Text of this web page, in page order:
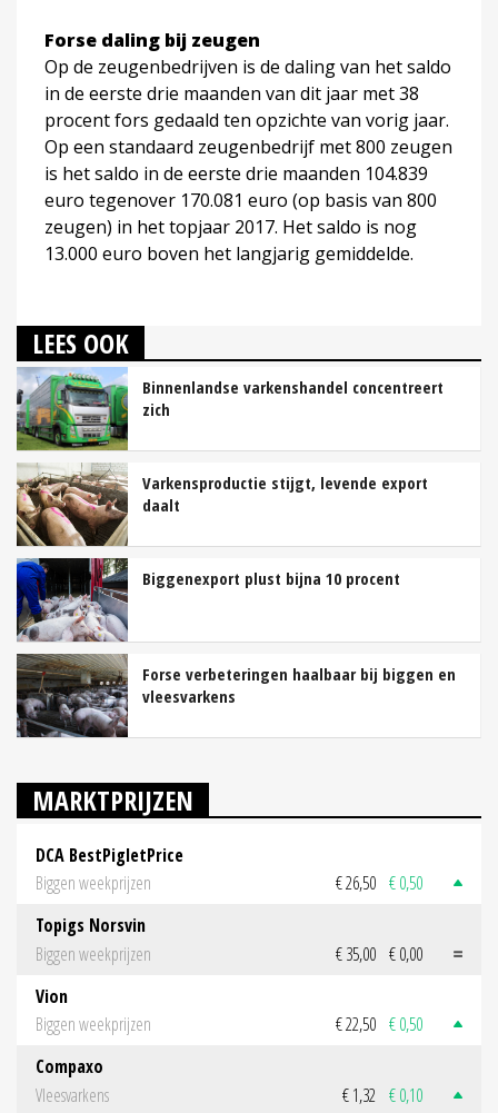
Forse daling bij zeugen
Op de zeugenbedrijven is de daling van het saldo
in de eerste drie maanden van dit jaar met 38
procent fors gedaald ten opzichte van vorig jaar.
Op een standaard zeugenbedrijf met 800 zeugen
is het saldo in de eerste drie maanden 104.839
euro tegenover 170.081 euro (op basis van 800
zeugen) in het topjaar 2017. Het saldo is nog
13.000 euro boven het langjarig gemiddelde.
LEES OOK
Binnenlandse varkenshandel concentreert
zich
Varkensproductie stijgt, levende export
daalt
Biggenexport plust bijna 10 procent
Forse verbeteringen haalbaar bij biggen en
vleesvarkens
MARKTPRIJZEN
DCA BestPigletPrice
Biggen weekprijzen
€ 26,50 € 0,50
Topigs Norsvin
Biggen weekprijzen
€ 35,00 € 0,00
Vion
Biggen weekprijzen
€ 22,50 € 0,50
Compaxo
Vleesvarkens
€ 1,32 € 0,10